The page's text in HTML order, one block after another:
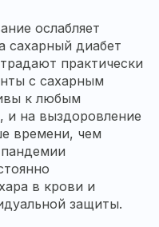
ослабляет
сахарный диабет
практически
с сахарным
к любым
и на выздоровление
времени, чем
в крови и
защиты.